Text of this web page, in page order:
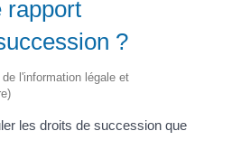
rapport
?
l'information légale et
les droits de succession que